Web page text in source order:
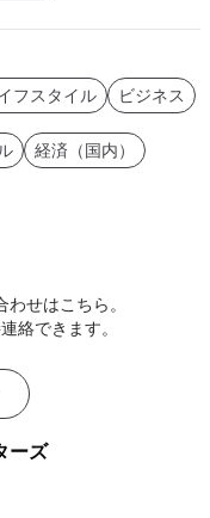
フスタイル ビジネス
経済（国内）
せはこちら。
絡できます。
ーズ